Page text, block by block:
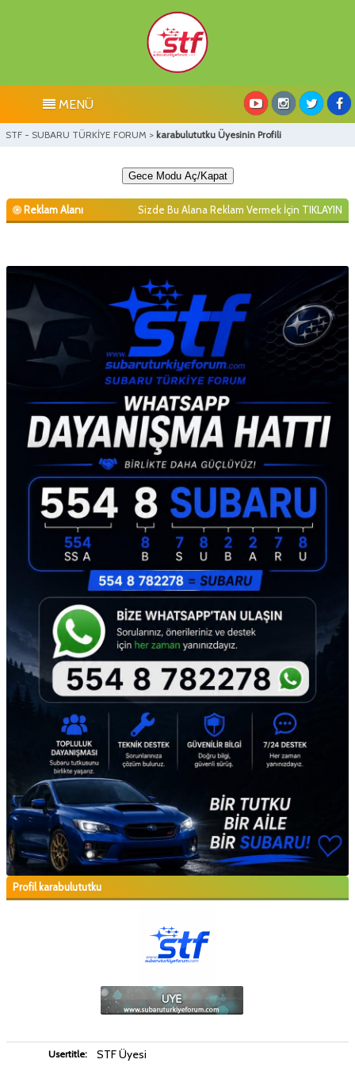
MENÜ
STF - SUBARU TÜRKİYE FORUM > karabulututku Üyesinin Profili
Gece Modu Aç/Kapat
Reklam Alanı Sizde Bu Alana Reklam Vermek İçin TIKLAYIN
Profil karabulututku
Usertitle: STF Üyesi